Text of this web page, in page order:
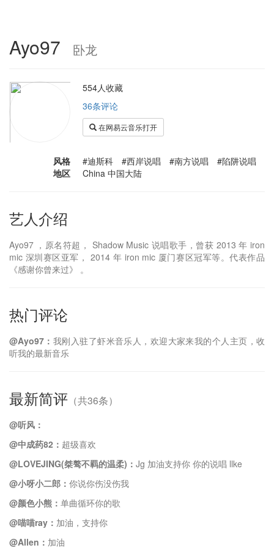
Ayo97 卧龙
554人收藏
36条评论
在网易云音乐打开
风格
#迪斯科 #西岸说唱 #南方说唱 #陷阱说唱
地区
China 中国大陆
艺人介绍
Ayo97 ，原名符超， Shadow Music 说唱歌手，曾获 2013 年 iron
mic 深圳赛区亚军， 2014 年 iron mic 厦门赛区冠军等。代表作品
《感谢你曾来过》 。
热门评论
@Ayo97： 我刚入驻了虾米音乐人，欢迎大家来我的个人主页，收
听我的最新音乐
最新简评 （共36条）
@听风：
@中成药82： 超级喜欢
@LOVEJING(桀骜不羁的温柔)： Jg 加油支持你 你的说唱 llke
@小呀小二郎： 你说你伤没伤我
@颜色小熊： 单曲循环你的歌
@喵喵ray： 加油，支持你
@Allen： 加油